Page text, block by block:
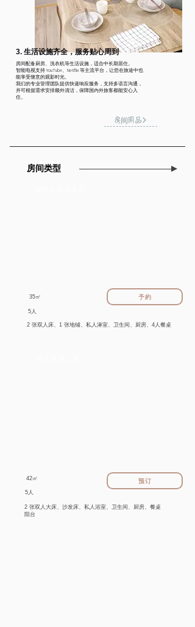
房间配备厨房、洗衣机等生活设施，适合中长期居住。
智能电视支持 YouTube、Netflix 等主流平台，让您在旅途中也
能享受惬意的观影时光。
我们的专业管理团队提供快速响应服务，支持多语言沟通，
并可根据需求安排额外清洁，保障国内外旅客都能安心入
住。
3. 生活设施齐全，服务贴心周到
房间用品
房间类型
​35㎡ 予約
5人
2 张双人床、1 张地铺、私人淋室、卫生间、厨房、4人餐桌
​42㎡
5人
2 张双人大床、沙发床、私人浴室、卫生间、厨房、餐桌
阳台
预订